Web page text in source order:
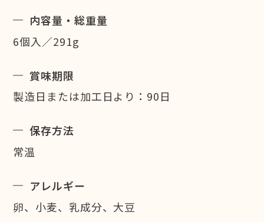
内容量・総重量
6個入／291g
賞味期限
製造日または加工日より：90日
保存方法
常温
アレルギー
卵、小麦、乳成分、大豆